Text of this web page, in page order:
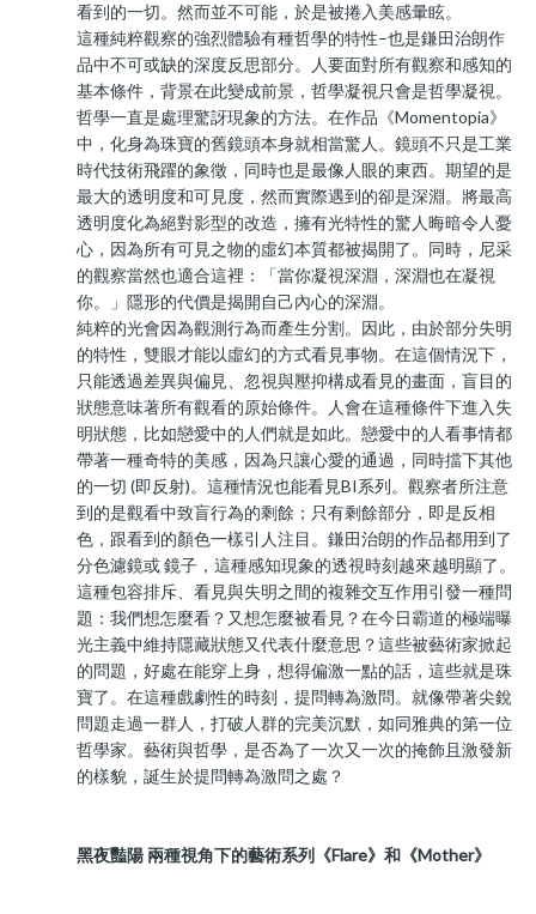
看到的一切。然而並不可能，於是被捲入美感暈眩。
這種純粹觀察的強烈體驗有種哲學的特性–也是鎌田治朗作
品中不可或缺的深度反思部分。人要面對所有觀察和感知的
基本條件，背景在此變成前景，哲學凝視只會是哲學凝視。
哲學一直是處理驚訝現象的方法。在作品《Momentopia》
中，化身為珠寶的舊鏡頭本身就相當驚人。鏡頭不只是工業
時代技術飛躍的象徵，同時也是最像人眼的東西。期望的是
最大的透明度和可見度，然而實際遇到的卻是深淵。將最高
透明度化為絕對影型的改造，擁有光特性的驚人晦暗令人憂
心，因為所有可見之物的虛幻本質都被揭開了。同時，尼采
的觀察當然也適合這裡：「當你凝視深淵，深淵也在凝視
你。」隱形的代價是揭開自己內心的深淵。
純粹的光會因為觀測行為而產生分割。因此，由於部分失明
的特性，雙眼才能以虛幻的方式看見事物。在這個情況下，
只能透過差異與偏見、忽視與壓抑構成看見的畫面，盲目的
狀態意味著所有觀看的原始條件。人會在這種條件下進入失
明狀態，比如戀愛中的人們就是如此。戀愛中的人看事情都
帶著一種奇特的美感，因為只讓心愛的通過，同時擋下其他
的一切 (即反射)。這種情況也能看見BI系列。觀察者所注意
到的是觀看中致盲行為的剩餘；只有剩餘部分，即是反相
色，跟看到的顏色一樣引人注目。鎌田治朗的作品都用到了
分色濾鏡或 鏡子，這種感知現象的透視時刻越來越明顯了。
這種包容排斥、看見與失明之間的複雜交互作用引發一種問
題：我們想怎麼看？又想怎麼被看見？在今日霸道的極端曝
光主義中維持隱藏狀態又代表什麼意思？這些被藝術家掀起
的問題，好處在能穿上身，想得偏激一點的話，這些就是珠
寶了。在這種戲劇性的時刻，提問轉為激問。就像帶著尖銳
問題走過一群人，打破人群的完美沉默，如同雅典的第一位
哲學家。藝術與哲學，是否為了一次又一次的掩飾且激發新
的樣貌，誕生於提問轉為激問之處？
黑夜豔陽 兩種視角下的藝術系列《Flare》和《Mother》